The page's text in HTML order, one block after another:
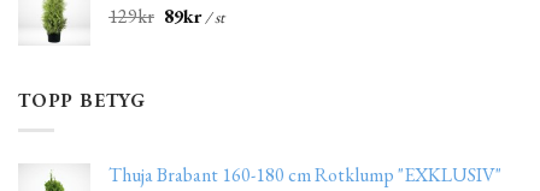
129kr 89kr/ st
TOPP BETYG
Thuja Brabant 160-180 cm Rotklump "EXKLUSIV"